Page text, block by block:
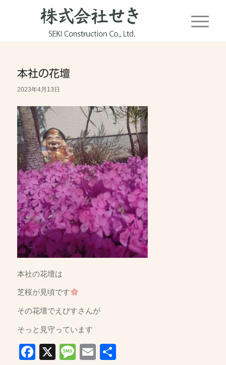
本社の花壇
2023年4月13日
本社の花壇は
芝桜が見頃です
その花壇でえびすさんが
そっと見守っています
Facebook
X Message
Email